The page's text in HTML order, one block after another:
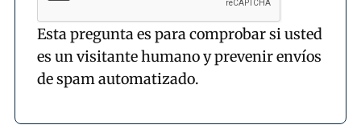
Esta pregunta es para comprobar si usted
es un visitante humano y prevenir envíos
de spam automatizado.